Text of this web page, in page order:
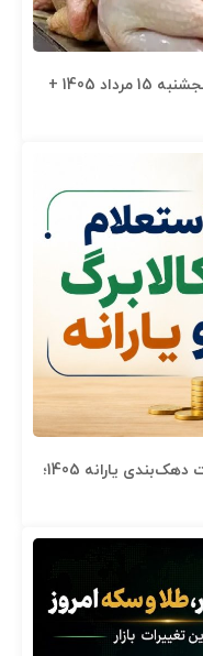
قیمت مرغ، ماهی و تخم مرغ امروز پنجشنبه 15 مرداد 1405 +
استعلام کالابرگ الکترونیکی و وضعیت دهک‌بندی یارانه 1405؛